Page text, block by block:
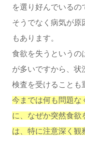
を選り好んでいるの
そうでなく病気が原
もあります。
食欲を失うというの
が多いですから、状
検査を受けることも
今までは何も問題な
に、なぜか突然食欲
は、特に注意深く観